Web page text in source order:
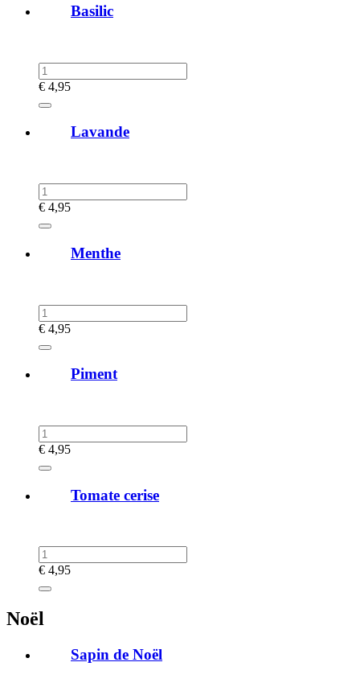
Basilic
€ 4,95
Lavande
€ 4,95
Menthe
€ 4,95
Piment
€ 4,95
Tomate cerise
€ 4,95
Noël
Sapin de Noël